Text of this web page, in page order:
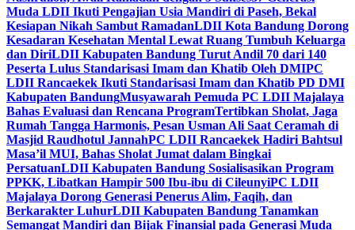
Muda LDII Ikuti Pengajian Usia Mandiri di Paseh, Bekal
Kesiapan Nikah Sambut RamadanLDII Kota Bandung Dorong
Kesadaran Kesehatan Mental Lewat Ruang Tumbuh Keluarga
dan DiriLDII Kabupaten Bandung Turut Andil 70 dari 140
Peserta Lulus Standarisasi Imam dan Khatib Oleh DMIPC
LDII Rancaekek Ikuti Standarisasi Imam dan Khatib PD DMI
Kabupaten BandungMusyawarah Pemuda PC LDII Majalaya
Bahas Evaluasi dan Rencana ProgramTertibkan Sholat, Jaga
Rumah Tangga Harmonis, Pesan Usman Ali Saat Ceramah di
Masjid Raudhotul JannahPC LDII Rancaekek Hadiri Bahtsul
Masa’il MUI, Bahas Sholat Jumat dalam Bingkai
PersatuanLDII Kabupaten Bandung Sosialisasikan Program
PPKK, Libatkan Hampir 500 Ibu-ibu di CileunyiPC LDII
Majalaya Dorong Generasi Penerus Alim, Faqih, dan
Berkarakter LuhurLDII Kabupaten Bandung Tanamkan
Semangat Mandiri dan Bijak Finansial pada Generasi Muda